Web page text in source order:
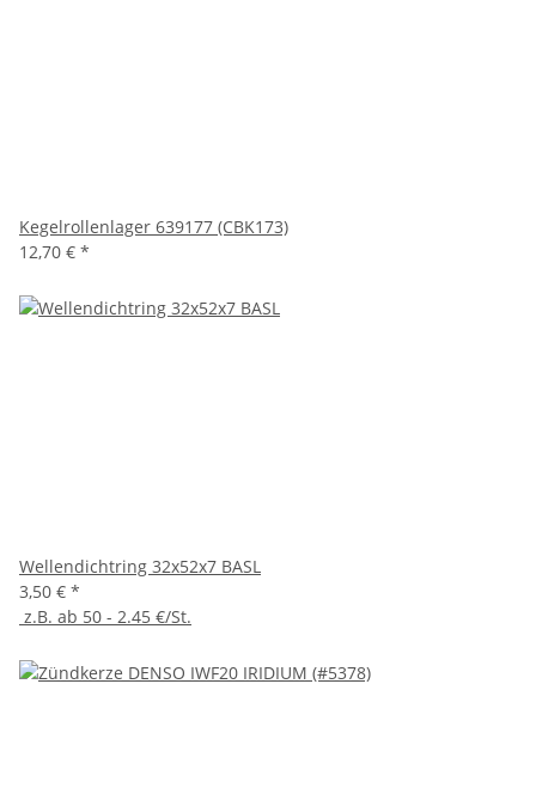
Kegelrollenlager 639177 (CBK173)
12,70 € *
Wellendichtring 32x52x7 BASL
3,50 € *
z.B. ab 50 - 2.45 €/St.